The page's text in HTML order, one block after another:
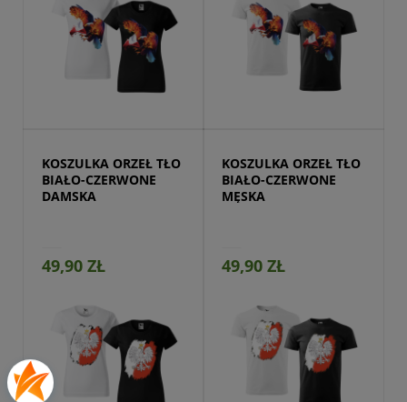
KOSZULKA ORZEŁ TŁO
BIAŁO-CZERWONE
DAMSKA
49,90 ZŁ
KOSZULKA ORZEŁ TŁO
BIAŁO-CZERWONE
MĘSKA
49,90 ZŁ